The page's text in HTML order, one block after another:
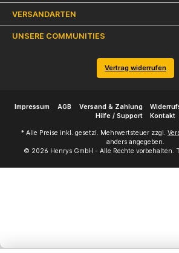
VERSANDARTEN
UNSERE COMMUNITIES
Vertrag widerrufen
Impressum AGB Versand & Zahlung
Hilfe / Support
Kontakt
* Alle Preise inkl. gesetzl. Mehrwertsteuer zzgl.
anders angegeben.
© 2026 Henrys GmbH - Alle Rechte vorbehalten.